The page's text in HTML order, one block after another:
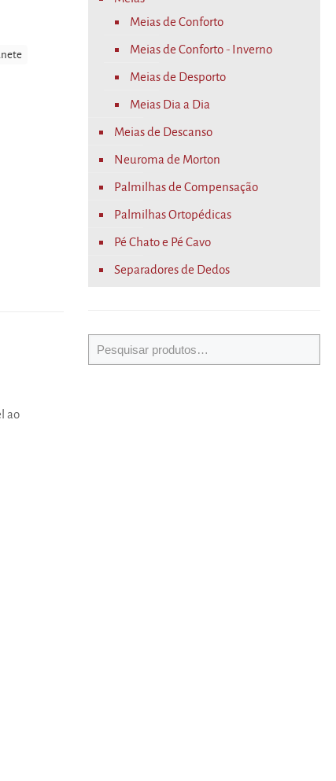
ao
Meias de Conforto
Meias de Conforto - Inverno
Meias de Desporto
Meias Dia a Dia
Meias de Descanso
Neuroma de Morton
Palmilhas de Compensação
Palmilhas Ortopédicas
Pé Chato e Pé Cavo
Separadores de Dedos